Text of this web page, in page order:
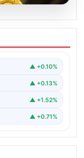
2026: Altın
▲ +0.10%
▲ +0.13%
▲ +1.52%
▲ +0.71%